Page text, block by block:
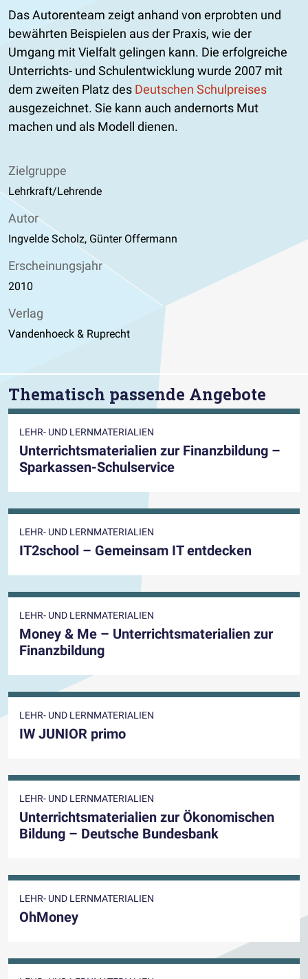
Das Autorenteam zeigt anhand von erprobten und
bewährten Beispielen aus der Praxis, wie der
Umgang mit Vielfalt gelingen kann. Die erfolgreiche
Unterrichts- und Schulentwicklung wurde 2007 mit
dem zweiten Platz des Deutschen Schulpreises
ausgezeichnet. Sie kann auch andernorts Mut
machen und als Modell dienen.
Zielgruppe
Lehrkraft/Lehrende
Autor
Ingvelde Scholz, Günter Offermann
Erscheinungsjahr
2010
Verlag
Vandenhoeck & Ruprecht
Thematisch passende Angebote
LEHR- UND LERNMATERIALIEN
Unterrichtsmaterialien zur Finanzbildung –
Sparkassen-Schulservice
LEHR- UND LERNMATERIALIEN
IT2school – Gemeinsam IT entdecken
LEHR- UND LERNMATERIALIEN
Money & Me – Unterrichtsmaterialien zur
Finanzbildung
LEHR- UND LERNMATERIALIEN
IW JUNIOR primo
LEHR- UND LERNMATERIALIEN
Unterrichtsmaterialien zur Ökonomischen
Bildung – Deutsche Bundesbank
LEHR- UND LERNMATERIALIEN
OhMoney